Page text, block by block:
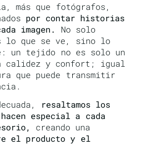
más que fotógrafos,
por contar historias
imagen.
No solo
lo que se ve, sino lo
un tejido no es solo un
calidez y confort; igual
que puede transmitir
resaltamos los
especial a cada
creando una
el producto y el